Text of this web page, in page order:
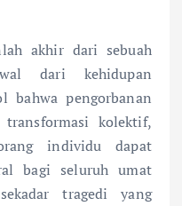
akhir dari sebuah
dari kehidupan
bahwa pengorbanan
kolektif,
individu dapat
bagi seluruh umat
tragedi yang